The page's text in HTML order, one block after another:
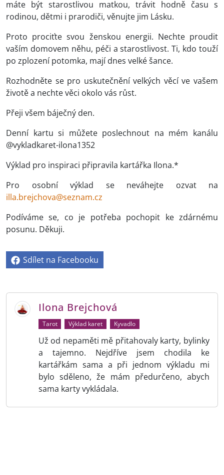
máte být starostlivou matkou, trávit hodně času s
rodinou, dětmi i prarodiči, věnujte jim Lásku.
Proto prociťte svou ženskou energii. Nechte proudit
vaším domovem něhu, péči a starostlivost. Ti, kdo touží
po zplození potomka, mají dnes velké šance.
Rozhodněte se pro uskutečnění velkých věcí ve vašem
životě a nechte věci okolo vás růst.
Přeji všem báječný den.
Denní kartu si můžete poslechnout na mém kanálu
@vykladkaret-ilona1352
Výklad pro inspiraci připravila kartářka Ilona.*
Pro osobní výklad se neváhejte ozvat na
illa.brejchova@seznam.cz
Podíváme se, co je potřeba pochopit ke zdárnému
posunu. Děkuji.
Sdílet na Facebooku
Ilona Brejchová
Tarot Výklad karet Kyvadlo
Už od nepaměti mě přitahovaly karty, bylinky
a tajemno. Nejdříve jsem chodila ke
kartářkám sama a při jednom výkladu mi
bylo sděleno, že mám předurčeno, abych
sama karty vykládala.